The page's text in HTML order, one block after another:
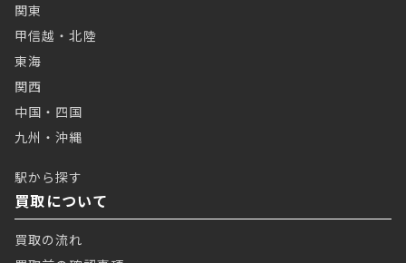
関東
甲信越・北陸
東海
関西
中国・四国
九州・沖縄
駅から探す
買取について
買取の流れ